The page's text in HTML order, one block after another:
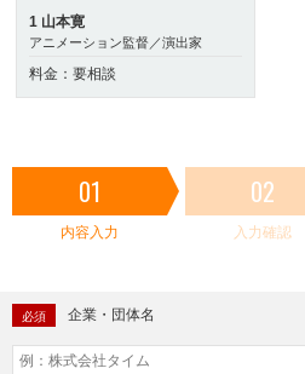
1 山本寛
アニメーション監督／演出家
料金：要相談
01
内容入力
02
入力確認
必須 企業・団体名